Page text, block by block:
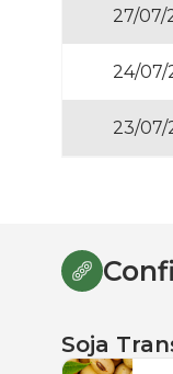
27/07/
24/07/
23/07/
Soja